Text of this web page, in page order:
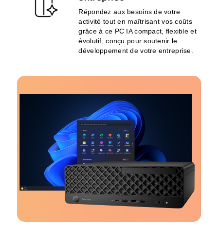
Répondez aux besoins de votre
activité tout en maîtrisant vos coûts
grâce à ce PC IA compact, flexible et
évolutif, conçu pour soutenir le
développement de votre entreprise.